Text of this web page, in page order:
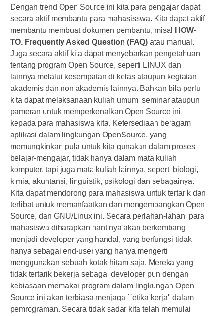
Dengan trend Open Source ini kita para pengajar dapat
secara aktif membantu para mahasisswa. Kita dapat aktif
membantu membuat dokumen pembantu, misal
HOW-
TO, Frequently Asked Question (FAQ) atau manual.
Juga secara aktif kita dapat menyebarkan pengetahuan
tentang program Open Source, seperti LINUX dan
lainnya melalui kesempatan di kelas ataupun kegiatan
akademis dan non akademis lainnya. Bahkan bila perlu
kita dapat melaksanaan kuliah umum, seminar ataupun
pameran untuk memperkenalkan Open Source ini
kepada para mahasiswa kita. Ketersediaan beragam
aplikasi dalam lingkungan OpenSource, yang
memungkinkan pula untuk kita gunakan dalam proses
belajar-mengajar, tidak hanya dalam mata kuliah
komputer, tapi juga mata kuliah lainnya, seperti biologi,
kimia, akuntansi, linguistik, psikologi dan sebagainya.
Kita dapat mendorong para mahasiswa untuk tertarik dan
terlibat untuk memanfaatkan dan mengembangkan Open
Source, dan GNU/Linux ini. Secara perlahan-lahan, para
mahasiswa diharapkan nantinya akan berkembang
menjadi developer yang handal, yang berfungsi tidak
hanya sebagai end-user yang hanya mengerti
menggunakan sebuah kotak hitam saja. Mereka yang
tidak tertarik bekerja sebagai developer pun dengan
kebiasaan memakai program dalam lingkungan Open
Source ini akan terbiasa menjaga ``etika kerja'' dalam
pemrograman. Secara tidak sadar kita telah memulai